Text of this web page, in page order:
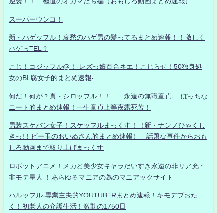
スーパーウンコ！
新・ハゲッフル！哀愁のハゲ男の髪ってるまとめ速報！！激しく
ハゲっTEL？
こじ！コジッフル@！-レズっ娘百合ネエ！こじらせ！50独身処
女のBL腐女子的まとめ速報-
何だ！何が？真・シロッフル！！ 永遠の無職童貞- ぼっちな
ニート的まとめ速報！一生童貞上等夜露死苦！
男装スケバン女子！スケッフルまっくす！（新・ナンノひゃくし
きっ!！ビー玉のおいぬさん的まとめ速報） 話題な事件からおも
しろ動画まで取り上げまっくす
ロボットアニメ！メカと美少女キャラだいすき永遠の非リア充・
非モテ星人 ！あらゆるマニアの為のマニアックサイト
ハルッフル-専業主夫的YOUTUBERまとめ速報！キモデブおた
く！初老人の介護生活！激動の1750日